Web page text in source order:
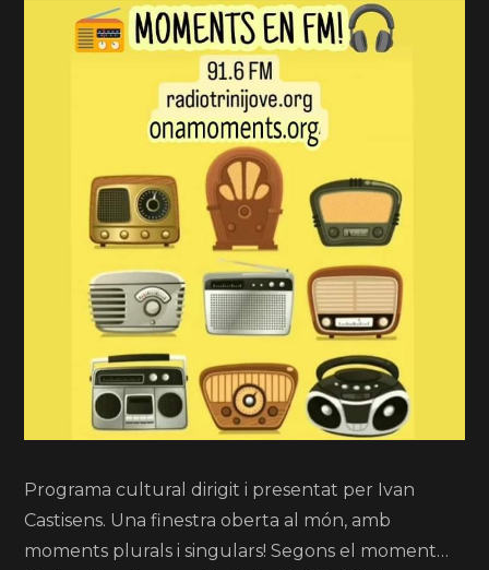
Programa cultural dirigit i presentat per Ivan
Castisens. Una finestra oberta al món, amb
moments plurals i singulars! Segons el moment…